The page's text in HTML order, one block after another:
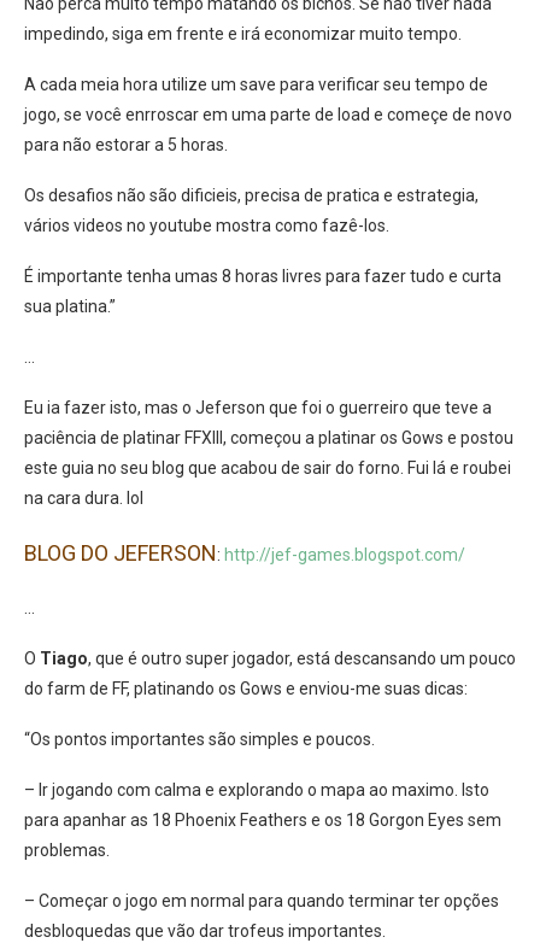
Não perca muito tempo matando os bichos. Se não tiver nada
impedindo, siga em frente e irá economizar muito tempo.
A cada meia hora utilize um save para verificar seu tempo de
jogo, se você enrroscar em uma parte de load e começe de novo
para não estorar a 5 horas.
Os desafios não são dificieis, precisa de pratica e estrategia,
vários videos no youtube mostra como fazê-los.
É importante tenha umas 8 horas livres para fazer tudo e curta
sua platina.”
…
Eu ia fazer isto, mas o Jeferson que foi o guerreiro que teve a
paciência de platinar FFXIII, começou a platinar os Gows e postou
este guia no seu blog que acabou de sair do forno. Fui lá e roubei
na cara dura. lol
BLOG DO JEFERSON: http://jef-games.blogspot.com/
…
O Tiago, que é outro super jogador, está descansando um pouco
do farm de FF, platinando os Gows e enviou-me suas dicas:
“Os pontos importantes são simples e poucos.
– Ir jogando com calma e explorando o mapa ao maximo. Isto
para apanhar as 18 Phoenix Feathers e os 18 Gorgon Eyes sem
problemas.
– Começar o jogo em normal para quando terminar ter opções
desbloquedas que vão dar trofeus importantes.